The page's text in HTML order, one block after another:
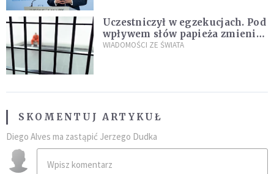
Uczestniczył w egzekucjach. Pod
wpływem słów papieża zmienił
zdanie
WIADOMOŚCI ZE ŚWIATA
SKOMENTUJ ARTYKUŁ
Diego Alves ma zastąpić Jerzego Dudka